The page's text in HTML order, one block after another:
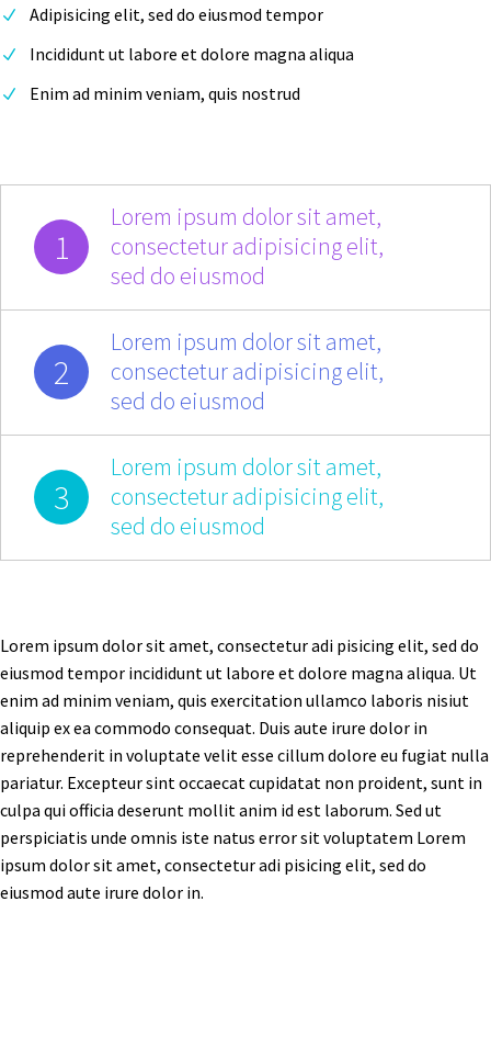
Adipisicing elit, sed do eiusmod tempor
Incididunt ut labore et dolore magna aliqua
Enim ad minim veniam, quis nostrud
1
Lorem ipsum dolor sit amet,
consectetur adipisicing elit,
sed do eiusmod
2
Lorem ipsum dolor sit amet,
consectetur adipisicing elit,
sed do eiusmod
3
Lorem ipsum dolor sit amet,
consectetur adipisicing elit,
sed do eiusmod
Lorem ipsum dolor sit amet, consectetur adi pisicing elit, sed do
eiusmod tempor incididunt ut labore et dolore magna aliqua. Ut
enim ad minim veniam, quis exercitation ullamco laboris nisiut
aliquip ex ea commodo consequat. Duis aute irure dolor in
reprehenderit in voluptate velit esse cillum dolore eu fugiat nulla
pariatur. Excepteur sint occaecat cupidatat non proident, sunt in
culpa qui officia deserunt mollit anim id est laborum. Sed ut
perspiciatis unde omnis iste natus error sit voluptatem Lorem
ipsum dolor sit amet, consectetur adi pisicing elit, sed do
eiusmod aute irure dolor in.